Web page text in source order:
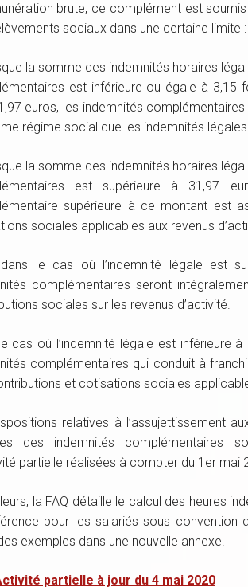
brute, ce complément est
sociaux dans une certaine limite :
la somme des indemnités horaires
est inférieure ou égale à 3,15
euros, les indemnités
régime social que les indemnités légales
la somme des indemnités horaires
est supérieure à 31,97
supérieure à ce montant est
sociales applicables aux revenus
dans le cas où l’indemnité légale est
complémentaires seront
sociales sur les revenus d’activité.
cas où l’indemnité légale est inférieure
complémentaires qui conduit à
et cotisations sociales
relatives à l’assujettissement
des indemnités complémentaires
partielle réalisées à compter du 1er mai
la FAQ détaille le calcul des heures
pour les salariés sous convention
exemples dans une nouvelle annexe.
partielle à jour du 4 mai 2020